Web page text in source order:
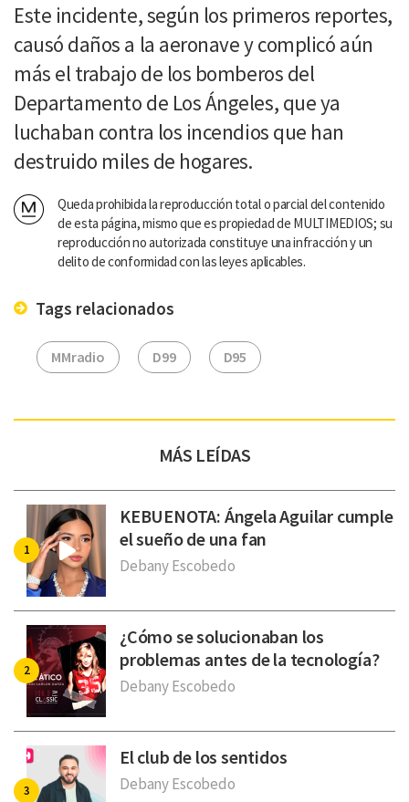
Este incidente, según los primeros reportes,
causó daños a la aeronave y complicó aún
más el trabajo de los bomberos del
Departamento de Los Ángeles, que ya
luchaban contra los incendios que han
destruido miles de hogares.
Queda prohibida la reproducción total o parcial del contenido
de esta página, mismo que es propiedad de MULTIMEDIOS; su
reproducción no autorizada constituye una infracción y un
delito de conformidad con las leyes aplicables.
Tags relacionados
MMradio D99 D95
MÁS LEÍDAS
KEBUENOTA: Ángela Aguilar cumple
el sueño de una fan
Debany Escobedo
¿Cómo se solucionaban los
problemas antes de la tecnología?
Debany Escobedo
El club de los sentidos
Debany Escobedo